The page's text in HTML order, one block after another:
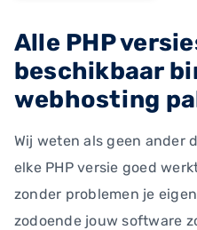
Alle PHP
beschikbaar
webhosting
Wij weten als geen ander
elke PHP versie goed
zonder problemen je
zodoende jouw software